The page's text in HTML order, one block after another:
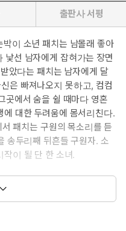
출판사 서평
이 소년 패치는 남몰래 좋아
선 남자에게 잡혀가는 장면
았다는 패치는 남자에게 달
은 빠져나오지 못하고, 컴컴
곳에서 숨을 쉴 때마다 영혼
대한 두려움에 몸서리친다.
패치는 구원의 목소리를 듣
송두리째 뒤흔들 구원자. 소
작이 될 단 한 소녀.
사라진 숲 한가운데 서 있다.
아이의 죽음이 섣불리 예견